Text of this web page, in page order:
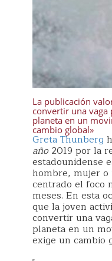
La publicación
convertir una vaga
planeta en un
cambio global»
Greta Thunberg
año2019 por la
estadounidense
hombre, mujer o
centrado el foco
meses. En esta
que la joven
convertir una
planeta en un
exige un cambio